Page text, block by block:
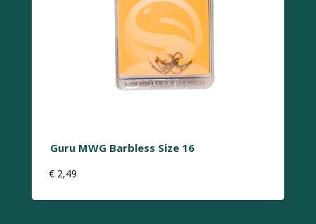
Guru MWG Barbless Size 16
€ 2,49